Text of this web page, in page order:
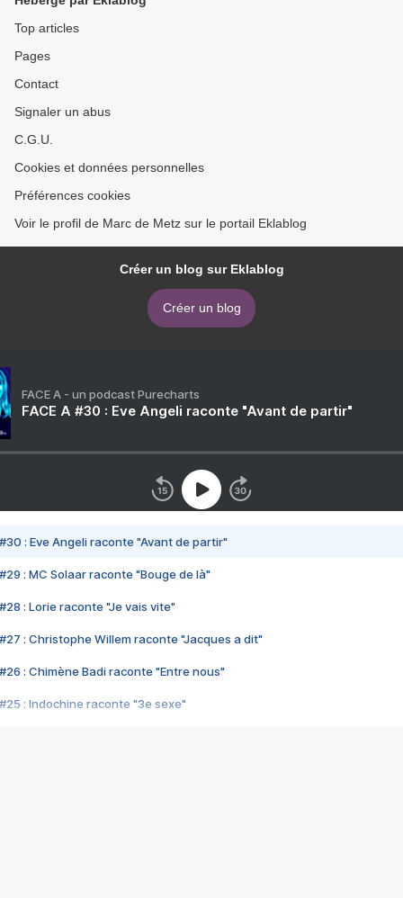
Top articles
Pages
Contact
Signaler un abus
C.G.U.
Cookies et données personnelles
Préférences cookies
Voir le profil de Marc de Metz sur le portail Eklablog
Créer un blog sur Eklablog
Créer un blog
FACE A - un podcast Purecharts
FACE A #30 : Eve Angeli raconte "Avant de partir"
#30 : Eve Angeli raconte "Avant de partir"
#29 : MC Solaar raconte "Bouge de là"
#28 : Lorie raconte "Je vais vite"
#27 : Christophe Willem raconte "Jacques a dit"
#26 : Chimène Badi raconte "Entre nous"
#25 : Indochine raconte "3e sexe"